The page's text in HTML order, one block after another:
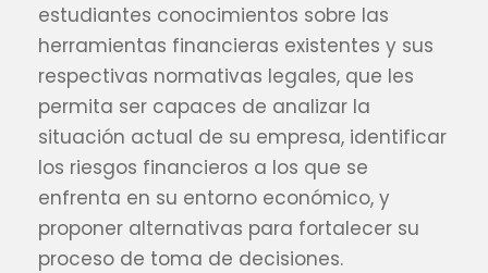
estudiantes conocimientos sobre las
herramientas financieras existentes y sus
respectivas normativas legales, que les
permita ser capaces de analizar la
situación actual de su empresa, identificar
los riesgos financieros a los que se
enfrenta en su entorno económico, y
proponer alternativas para fortalecer su
proceso de toma de decisiones.